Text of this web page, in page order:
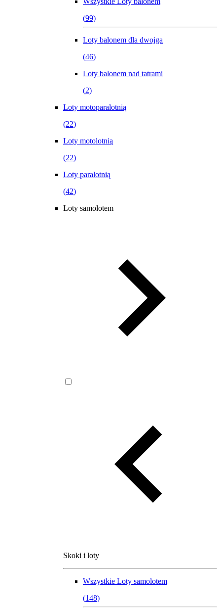
(99)
Loty balonem dla dwojga
(46)
Loty balonem nad tatrami
(2)
Loty motoparalotnią
(22)
Loty motolotnią
(22)
Loty paralotnią
(42)
Loty samolotem
Skoki i loty
Wszystkie Loty samolotem
(148)